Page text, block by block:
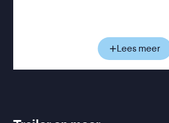
Gina en Vanessa. Zij voelen
tegen de regels aan te
vier onafscheidelijk. Wanneer
Lees meer